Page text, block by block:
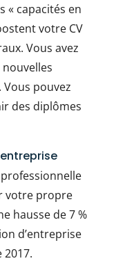
« capacités en
votre CV
Vous avez
pouvez
des diplômes
votre propre
hausse de 7 %
d’entreprise
2017.